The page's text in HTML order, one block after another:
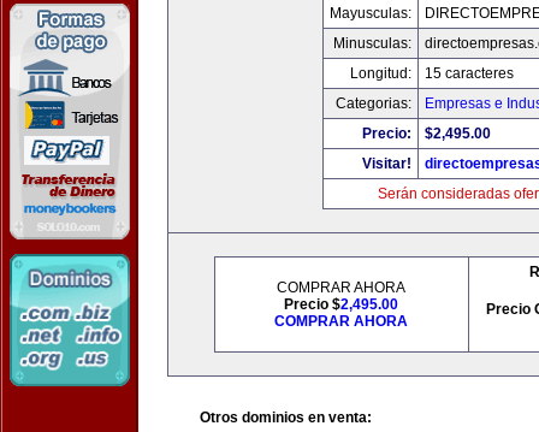
Mayusculas:
Minusculas:
Longitud:
15 caracteres
Categorias:
Empresas e
Precio:
$2,495.00
Visitar!
Serán consideradas
COMPRAR AHORA
Precio $2,495.00
COMPRAR AHORA
Precio
Otros dominios en venta: